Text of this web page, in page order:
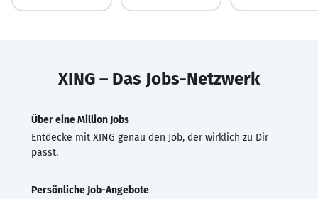
XING – Das Jobs-Netzwerk
Über eine Million Jobs
Entdecke mit XING genau den Job, der wirklich zu Dir
passt.
Persönliche Job-Angebote